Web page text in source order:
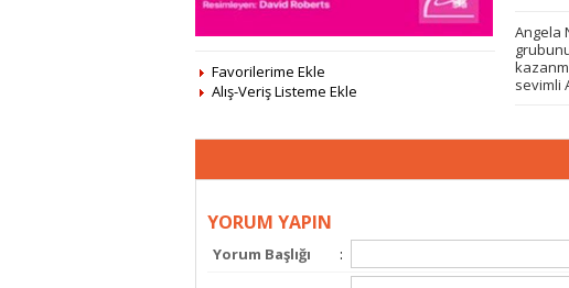
Favorilerime Ekle
Alış-Veriş Listeme Ekle
Angela
sevimli
YORUM YAPIN
Yorum Başlığı :